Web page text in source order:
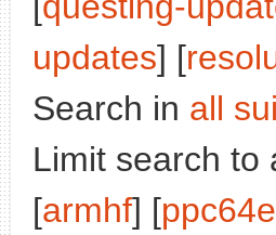
updates] [
Search in all
Limit search to
[armhf] [